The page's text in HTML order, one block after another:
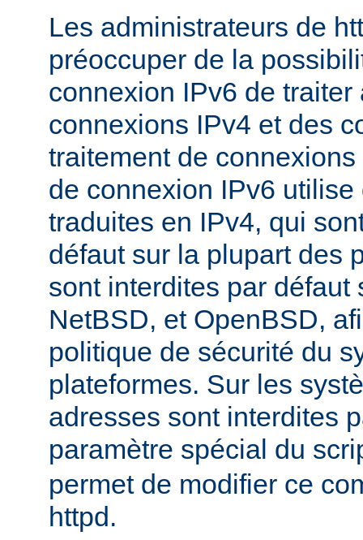
Les administrateurs de
préoccuper de la
connexion IPv6 de traiter
connexions IPv4 et des
traitement de
de connexion IPv6
traduites en IPv4, qui
défaut sur la plupart des
sont interdites par défaut
NetBSD, et OpenBSD,
politique de sécurité du
plateformes. Sur les
adresses sont interdites
paramètre spécial du
permet de modifier ce
httpd.